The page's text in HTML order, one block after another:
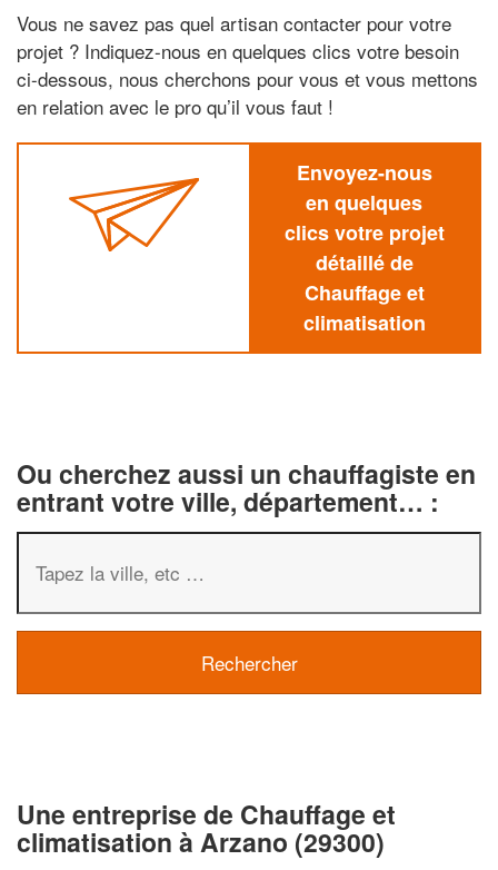
Vous ne savez pas quel artisan contacter pour votre
projet ? Indiquez-nous en quelques clics votre besoin
ci-dessous, nous cherchons pour vous et vous mettons
en relation avec le pro qu’il vous faut !
Envoyez-nous
en quelques
clics votre projet
détaillé de
Chauffage et
climatisation
Ou cherchez aussi un chauffagiste en
entrant votre ville, département… :
Une entreprise de Chauffage et
climatisation à Arzano (29300)
Augmentez votrechiffre
vosmargestout en gagnant